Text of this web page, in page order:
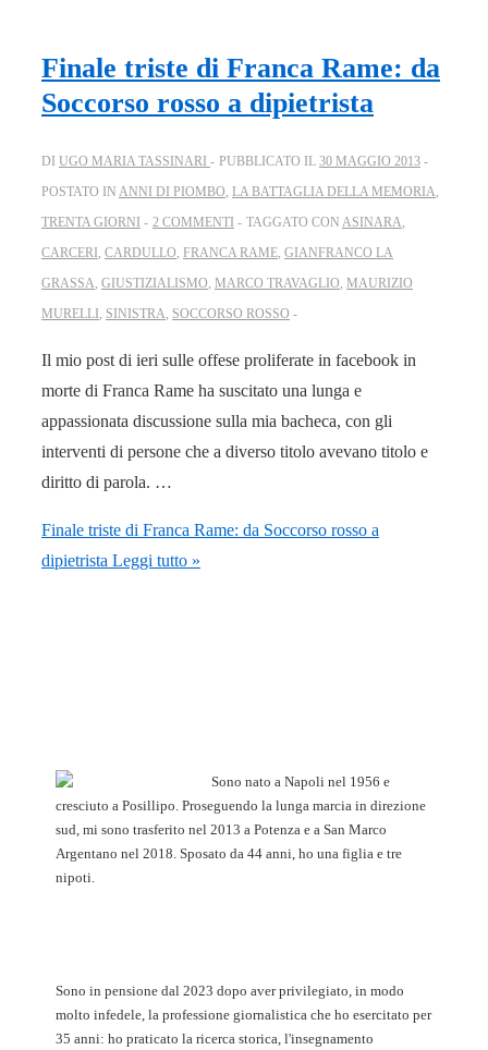
Finale triste di Franca Rame: da
Soccorso rosso a dipietrista
DI UGO MARIA TASSINARI PUBBLICATO IL 30 MAGGIO 2013
POSTATO IN ANNI DI PIOMBO, LA BATTAGLIA DELLA MEMORIA,
TRENTA GIORNI
2 COMMENTI TAGGATO CON ASINARA,
CARCERI , CARDULLO, FRANCA RAME, GIANFRANCO LA
GRASSA, GIUSTIZIALISMO, MARCO TRAVAGLIO, MAURIZIO
MURELLI , SINISTRA, SOCCORSO ROSSO
Il mio post di ieri sulle offese proliferate in facebook in
morte di Franca Rame ha suscitato una lunga e
appassionata discussione sulla mia bacheca, con gli
interventi di persone che a diverso titolo avevano titolo e
diritto di parola. …
Finale triste di Franca Rame: da Soccorso rosso a
dipietrista Leggi tutto »
Sono nato a Napoli nel 1956 e
cresciuto a Posillipo. Proseguendo la lunga marcia in direzione
sud, mi sono trasferito nel 2013 a Potenza e a San Marco
Argentano nel 2018. Sposato da 44 anni, ho una figlia e tre
nipoti.
Sono in pensione dal 2023 dopo aver privilegiato, in modo
molto infedele, la professione giornalistica che ho esercitato per
35 anni: ho praticato la ricerca storica, l'insegnamento